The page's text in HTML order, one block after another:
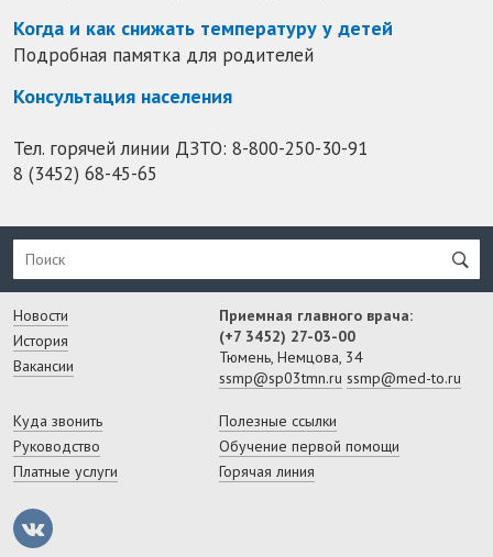
Когда и как снижать температуру у детей
Подробная памятка для родителей
Консультация населения
Тел. горячей линии ДЗТО: 8-800-250-30-91
8 (3452) 68-45-65
Новости
История
Вакансии
Приемная главного врача:
(+7 3452) 27-03-00
Тюмень, Немцова, 34
ssmp@sp03tmn.ru ssmp@med-to.ru
Куда звонить
Руководство
Платные услуги
Полезные ссылки
Обучение первой помощи
Горячая линия